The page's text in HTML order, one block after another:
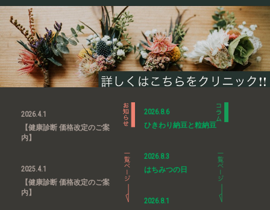
2026.4.1
【健康診断 価格改定のご案
内】
2025.4.1
【健康診断 価格改定のご案
内】
2026.8.6
ひきわり納豆と粒納豆
2026.8.3
はちみつの日
2026.8.1